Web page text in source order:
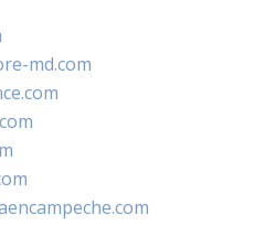
md.com